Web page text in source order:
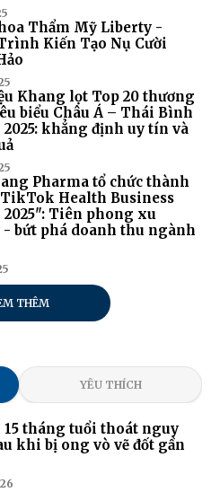
Thẩm Mỹ Liberty -
Kiến Tạo Nụ Cười
Khang lọt Top 20 thương
biểu Châu Á – Thái Bình
2025: khẳng định uy tín và
Pharma tổ chức thành
Health Business
Tiên phong xu
bứt phá doanh thu ngành
THÊM
YÊU THÍCH
15 tháng tuổi thoát nguy
khi bị ong vò vẽ đốt gần